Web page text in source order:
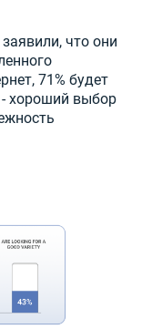
что они
71% будет
- хороший выбор